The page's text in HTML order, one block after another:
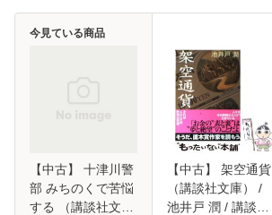
【中古】 十津川警
部 みちのくで苦悩
する （講談社文
今見ている商品
【中古】 架空通貨
（講談社文庫） /
池井戸 潤 / 講談社